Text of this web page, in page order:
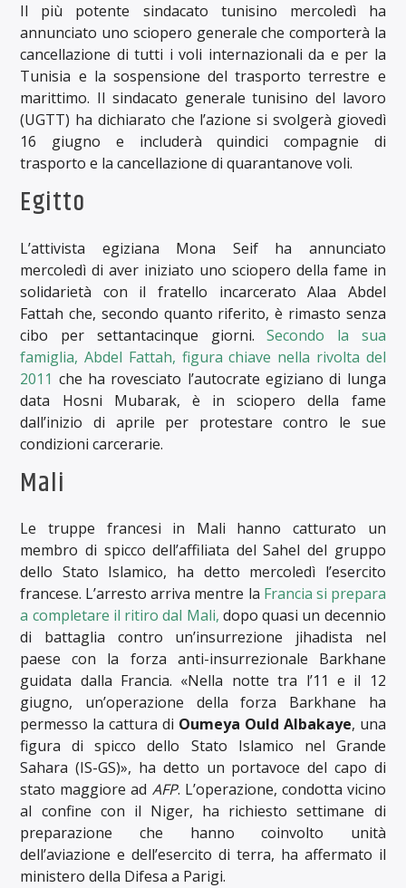
Il più potente sindacato tunisino mercoledì ha
annunciato uno sciopero generale che comporterà la
cancellazione di tutti i voli internazionali da e per la
Tunisia e la sospensione del trasporto terrestre e
marittimo. Il sindacato generale tunisino del lavoro
(UGTT) ha dichiarato che l’azione si svolgerà giovedì
16 giugno e includerà quindici compagnie di
trasporto e la cancellazione di quarantanove voli.
Egitto
L’attivista egiziana Mona Seif ha annunciato
mercoledì di aver iniziato uno sciopero della fame in
solidarietà con il fratello incarcerato Alaa Abdel
Fattah che, secondo quanto riferito, è rimasto senza
cibo per settantacinque giorni.Secondo la sua
famiglia, Abdel Fattah, figura chiave nella rivolta del
2011 che ha rovesciato l’autocrate egiziano di lunga
data Hosni Mubarak, è in sciopero della fame
dall’inizio di aprile per protestare contro le sue
condizioni carcerarie.
Mali
Le truppe francesi in Mali hanno catturato un
membro di spicco dell’affiliata del Sahel del gruppo
dello Stato Islamico, ha detto mercoledì l’esercito
francese. L’arresto arriva mentre la Francia si prepara
a completare il ritiro dal Mali, dopo quasi un decennio
di battaglia contro un’insurrezione jihadista nel
paese con la forza anti-insurrezionale Barkhane
guidata dalla Francia. «Nella notte tra l’11 e il 12
giugno, un’operazione della forza Barkhane ha
permesso la cattura di Oumeya Ould Albakaye, una
figura di spicco dello Stato Islamico nel Grande
Sahara (IS-GS)», ha detto un portavoce del capo di
stato maggiore ad AFP. L’operazione, condotta vicino
al confine con il Niger, ha richiesto settimane di
preparazione che hanno coinvolto unità
dell’aviazione e dell’esercito di terra, ha affermato il
ministero della Difesa a Parigi.